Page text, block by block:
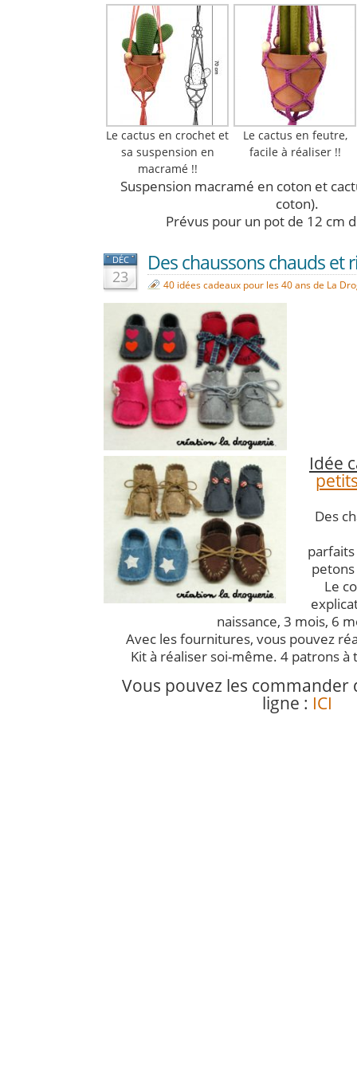
Le cactus en crochet et
sa suspension en
macramé !!
Le cactus en feutre,
facile à réaliser !!
Suspension macramé en coton et
coton).
Prévus pour un pot de 12 cm
DÉC
23
Des chaussons chauds et
40 idées cadeaux pour les 40 ans de La
Idée
Des
Le
naissance, 3 mois, 6
Avec les fournitures, vous pouvez
Kit à réaliser soi-même. 4 patrons à
Vous pouvez les commander
ligne : ICI